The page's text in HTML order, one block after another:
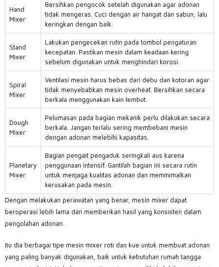
Hand
Mixer
Bersihkan pengocok setelah digunakan agar adonan
tidak mengeras. Cuci dengan air hangat dan sabun, lalu
keringkan dengan baik.
Stand
Mixer
Lakukan pengecekan rutin pada tombol pengaturan
kecepatan. Pastikan mesin dalam keadaan kering
sebelum digunakan untuk menghindari korosi.
Spiral
Mixer
Ventilasi mesin harus bebas dari debu dan kotoran agar
tidak menyebabkan mesin overheat. Bersihkan secara
berkala menggunakan kain lembut.
Dough
Mixer
Pelumasan pada bagian mekanik perlu dilakukan secara
berkala. Jangan terlalu sering membebani mesin
dengan adonan melebihi kapasitas.
Planetary
Mixer
Bagian pengait pengaduk seringkali aus karena
penggunaan intensif. Gantilah bagian ini secara rutin
untuk menjaga kualitas adonan dan meminimalkan
kerusakan pada mesin.
Dengan melakukan perawatan yang benar, mesin mixer dapat
beroperasi lebih lama dan memberikan hasil yang konsisten dalam
pengolahan adonan.
Itu dia berbagai tipe mesin mixer roti dan kue untuk membuat adonan
yang paling banyak digunakan, baik untuk kebutuhan rumah tangga